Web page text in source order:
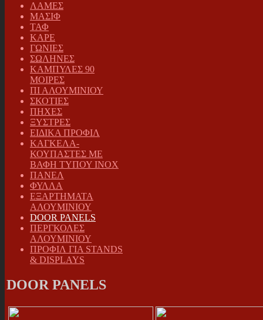
ΛΑΜΕΣ
ΜΑΣΙΦ
ΤΑΦ
ΚΑΡΕ
ΓΩΝΙΕΣ
ΣΩΛΗΝΕΣ
ΚΑΜΠΥΛΕΣ 90
ΜΟΙΡΕΣ
ΠΙ ΑΛΟΥΜΙΝΙΟΥ
ΣΚΟΤΙΕΣ
ΠΗΧΕΣ
ΞΥΣΤΡΕΣ
ΕΙΔΙΚΑ ΠΡΟΦΙΛ
ΚΑΓΚΕΛΑ-
ΚΟΥΠΑΣΤΕΣ ΜΕ
ΒΑΦΗ ΤΥΠΟΥ INOX
ΠΑΝΕΛ
ΦΥΛΛΑ
ΕΞΑΡΤΗΜΑΤΑ
ΑΛΟΥΜΙΝΙΟΥ
DOOR PANELS
ΠΕΡΓΚΟΛΕΣ
ΑΛΟΥΜΙΝΙΟΥ
ΠΡΟΦΙΛ ΓΙΑ STANDS
& DISPLAYS
DOOR PANELS